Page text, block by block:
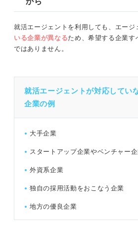
就活エージェントを利用しても、エージ
いる企業が異なるため、希望する企業す
ではありません。
就活エージェントが対応してい
企業の例
大手企業
スタートアップ企業やベンチャー
外資系企業
独自の採用活動をおこなう企業
地方の優良企業